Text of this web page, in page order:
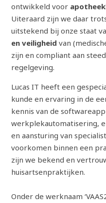
ontwikkeld voor
Uiteraard zijn we daar
uitstekend bij onze staat
en veiligheid van
zijn en compliant aan
regelgeving.
Lucas IT heeft een
kunde en ervaring in de
kennis van de
werkplekautomatisering,
en aansturing van
voorkomen binnen een
zijn we bekend en
huisartsenpraktijken.
Onder de werknaam